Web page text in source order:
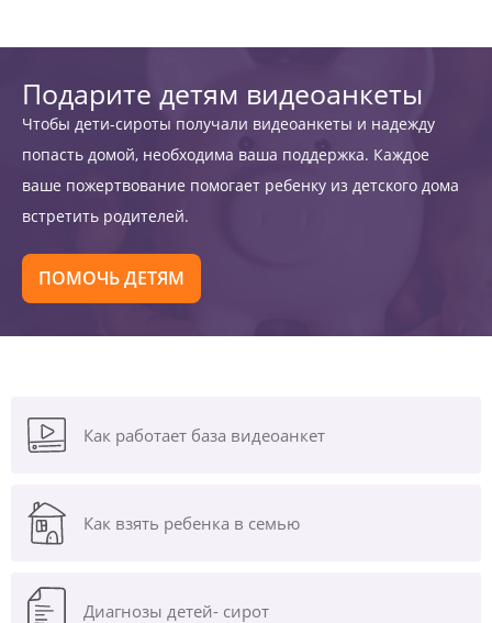
Подарите детям видеоанкеты
Чтобы дети-сироты получали видеоанкеты и надежду
попасть домой, необходима ваша поддержка. Каждое
ваше пожертвование помогает ребенку из детского дома
встретить родителей.
ПОМОЧЬ ДЕТЯМ
Как работает база видеоанкет
Как взять ребенка в семью
Диагнозы детей- сирот